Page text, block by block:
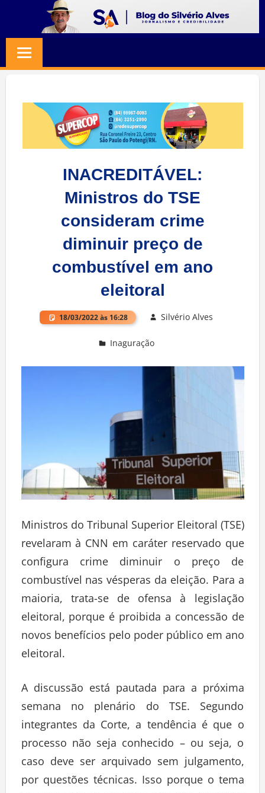
content
SILVERIO
ALVES
Jornalismo
Credibilidade
INACREDITÁVEL:
Ministros do TSE
consideram crime
diminuir preço de
combustível em ano
eleitoral
18/03/2022 às 16:28 Silvério Alves
Inaguração
Ministros do Tribunal Superior Eleitoral (TSE)
revelaram à CNN em caráter reservado que
configura crime diminuir o preço de
combustível nas vésperas da eleição. Para a
maioria, trata-se de ofensa à legislação
eleitoral, porque é proibida a concessão de
novos benefícios pelo poder público em ano
eleitoral.
A discussão está pautada para a próxima
semana no plenário do TSE. Segundo
integrantes da Corte, a tendência é que o
processo não seja conhecido – ou seja, o
caso deve ser arquivado sem julgamento,
por questões técnicas. Isso porque o tema